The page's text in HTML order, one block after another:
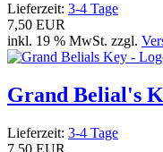
Lieferzeit: 3-4 Tage
7,50 EUR
inkl. 19 % MwSt. zzgl.
Grand Belial's
Lieferzeit: 3-4 Tage
7,50 EUR